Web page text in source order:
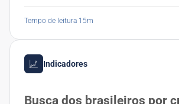
Tempo de leitura 15m
Indicadores
Busca dos brasileiros por